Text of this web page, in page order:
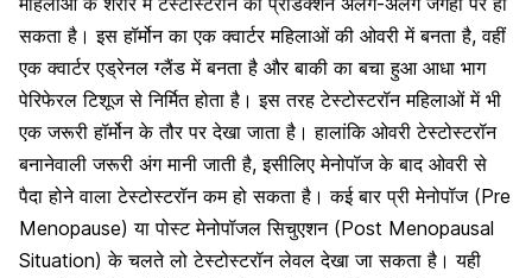
सकता है। इस हॉर्मोन का एक क्वार्टर महिलाओं की ओवरी में बनता है, वहीं
एक क्वार्टरएड्रेनल ग्लैंड में बनता है और बाकी का बचा हुआ आधा भाग
पेरिफेरल टिशूज से निर्मित होता है। इस तरह टेस्टोस्टरॉन महिलाओं में भी
एक जरूरी हॉर्मोन के तौर पर देखा जाता है। हालांकि ओवरी टेस्टोस्टरॉन
बनानेवाली जरूरी अंग मानी जाती है, इसीलिएमेनोपॉजके बाद ओवरी से
पैदा होने वाला टेस्टोस्टरॉन कम हो सकता है। कई बार प्री मेनोपॉज (Pre
Menopause) या पोस्ट मेनोपॉजल सिचुएशन (Post Menopausal
Situation) के चलते लो टेस्टोस्टरॉन लेवल देखा जा सकता है। यही